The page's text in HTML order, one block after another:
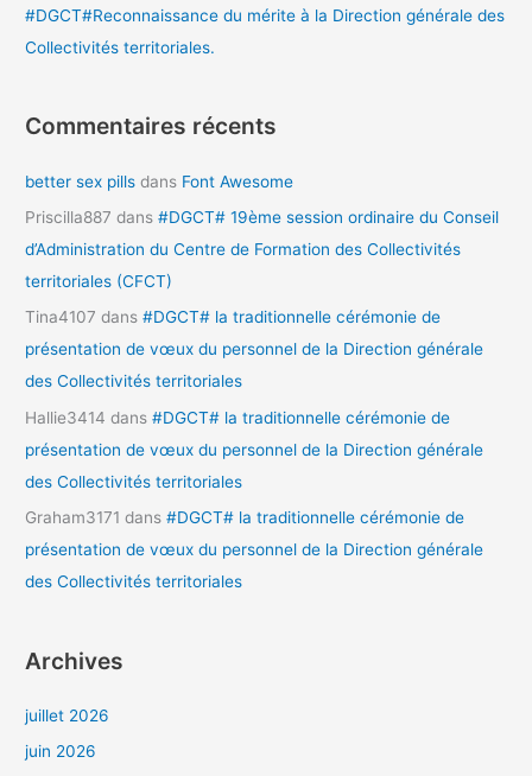
#DGCT#Reconnaissance du mérite à la Direction générale des
Collectivités territoriales.
Commentaires récents
better sex pills dans Font Awesome
Priscilla887 dans#DGCT# 19ème session ordinaire du Conseil
d’Administration du Centre de Formation des Collectivités
territoriales (CFCT)
Tina4107 dans#DGCT# la traditionnelle cérémonie de
présentation de vœux du personnel de la Direction générale
des Collectivités territoriales
Hallie3414 dans#DGCT# la traditionnelle cérémonie de
présentation de vœux du personnel de la Direction générale
des Collectivités territoriales
Graham3171 dans#DGCT# la traditionnelle cérémonie de
présentation de vœux du personnel de la Direction générale
des Collectivités territoriales
Archives
juillet 2026
juin 2026